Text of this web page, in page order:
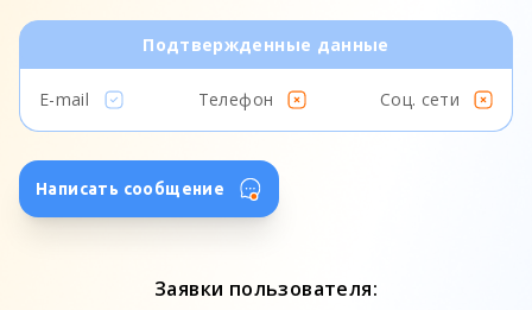
Подтвержденные данные
E-mail Телефон Соц. сети
Написать сообщение
Заявки пользователя: